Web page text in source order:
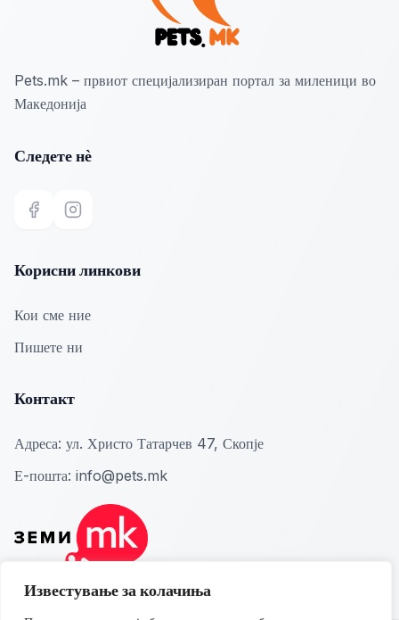
Известување за колачиња
Pets.mk – првиот специјализиран портал за миленици во
Македонија
Следете нѐ
Корисни линкови
Кои сме ние
Пишете ни
Контакт
Адреса: ул. Христо Татарчев 47, Скопје
Е-пошта: info@pets.mk